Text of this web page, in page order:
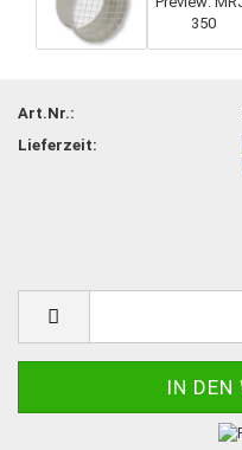
Art.Nr.:
Lieferzeit: